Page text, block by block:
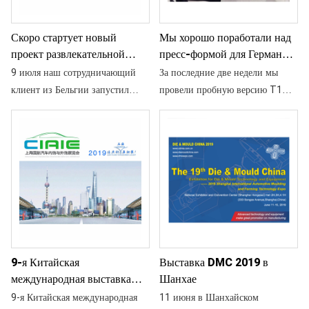
части представляют собой
пластиковую форму для
электротехнических устройств.
предназначена для небольшого
соединителя POM,
используемого
Скоро стартует новый
проект развлекательной
части
9 июля наш сотрудничающий
клиент из Бельгии запустил
новый проект. Скоро будет
пластиковая форма для литья
под давлением. Этот проект
предназначен для Merlin
Entertainment и используется в
20 центрах Lego Discovery по
всему миру. Спасибо за каст
Мы хорошо поработали над
пресс-формой для Германии:
образцы Т1 прошли
испытания.
За последние две недели мы
провели пробную версию T1
для одного электронного
клиента. На этой неделе мы
получили отзывы клиентов о
том, что образцы Т1 прошли
испытания. Это электронный
корпус, используемый для
одного интеллектуального
датчика. Производитель пресс-
форм
9-я Китайская
международная выставка
автомобильного интерьера и
9-я Китайская международная
Выставка DMC 2019 в
Шанхае
11 июня в Шанхайском